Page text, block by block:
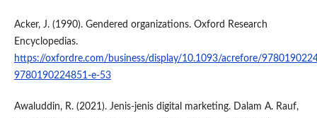
Acker, J. (1990). Gendered organizations. Oxford Research
Encyclopedias.
https://oxfordre.com/business/display/10.1093/acrefore/
9780190224851-e-53
Awaluddin, R. (2021). Jenis-jenis digital marketing. Dalam A. Rauf,